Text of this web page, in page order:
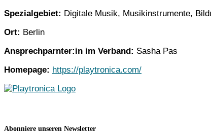
Spezialgebiet: Digitale Musik, Musikinstrumente,
Ort: Berlin
Ansprechparnter:in im Verband: Sasha Pas
Homepage: https://playtronica.com/
Abonniere unseren Newsletter